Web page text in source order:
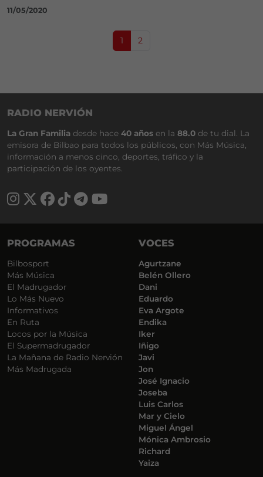
11/05/2020
Current Page
1 Page
2
RADIO NERVIÓN
La Gran Familia desde hace 40 años en la 88.0 de tu dial. La
emisora de Bilbao para todos los públicos, con Más Música,
información a menos cinco, deportes, tráfico y la
participación de los oyentes.
PROGRAMAS
Bilbosport
Más Música
El Madrugador
Lo Más Nuevo
Informativos
En Ruta
Locos por la Música
El Supermadrugador
La Mañana de Radio Nervión
Más Madrugada
VOCES
Agurtzane
Belén Ollero
Dani
Eduardo
Eva Argote
Endika
Iker
Iñigo
Javi
Jon
José Ignacio
Joseba
Luis Carlos
Mar y Cielo
Miguel Ángel
Mónica Ambrosio
Richard
Yaiza